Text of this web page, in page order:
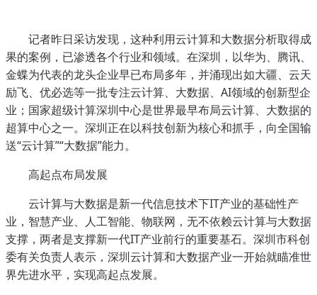
记者昨日采访发现，这种利用云计算和大数据分析取得成
果的案例，已渗透各个行业和领域。在深圳，以华为、腾讯、
金蝶为代表的龙头企业早已布局多年，并涌现出如大疆、云天
励飞、优必选等一批专注云计算、大数据、AI领域的创新型企
业；国家超级计算深圳中心是世界最早布局云计算、大数据的
超算中心之一。深圳正在以科技创新为核心和抓手，向全国输
送“云计算”“大数据”能力。
高起点布局发展
云计算与大数据是新一代信息技术下IT产业的基础性产
业，智慧产业、人工智能、物联网，无不依赖云计算与大数据
支撑，两者是支撑新一代IT产业前行的重要基石。深圳市科创
委有关负责人表示，深圳云计算和大数据产业一开始就瞄准世
界先进水平，实现高起点发展。